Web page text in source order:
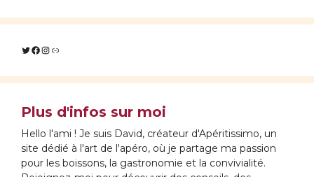
Twitter
Facebook
Instagram
Lien
Plus d'infos sur moi
Hello l'ami ! Je suis David, créateur d'Apéritissimo, un
site dédié à l'art de l'apéro, où je partage ma passion
pour les boissons, la gastronomie et la convivialité.